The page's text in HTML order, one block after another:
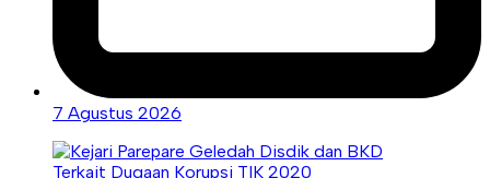
7 Agustus 2026